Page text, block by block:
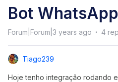
Bot WhatsApp
Forum|Forum|3 years ago 4
Tiago239
Hoje tenho integração rodando